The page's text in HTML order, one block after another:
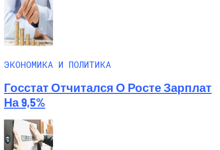
ЭКОНОМИКА И ПОЛИТИКА
Госстат Отчитался О Росте Зарплат
На 9,5%